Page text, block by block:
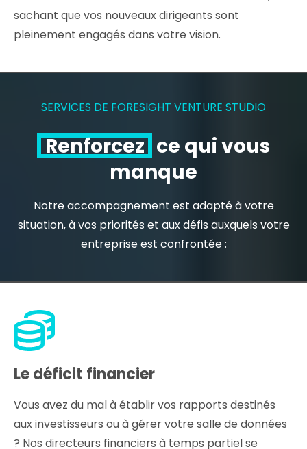
sachant que vos nouveaux dirigeants sont
pleinement engagés dans votre vision.
SERVICES DE FORESIGHT VENTURE STUDIO
Renforcez ce qui vous
manque
Notre accompagnement est adapté à votre
situation, à vos priorités et aux défis auxquels votre
entreprise est confrontée :
Le déficit financier
Vous avez du mal à établir vos rapports destinés
aux investisseurs ou à gérer votre salle de données
? Nos directeurs financiers à temps partiel se